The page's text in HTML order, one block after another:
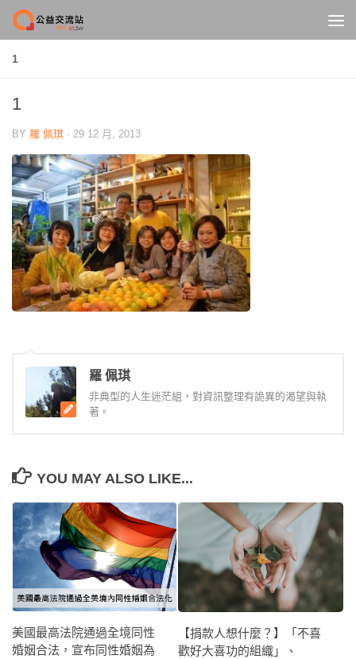
Skip to content
1
1
BY 羅 佩琪 · 29 12 月, 2013
羅 佩琪
非典型的人生迷茫組，對資訊整理有詭異的渴望與執
著。
YOU MAY ALSO LIKE...
美國最高法院通過全境同性
婚姻合法，宣布同性婚姻為
【捐款人想什麼？】「不喜
歡好大喜功的組織」、